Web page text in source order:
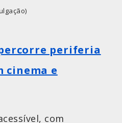
periferia
cinema e
com